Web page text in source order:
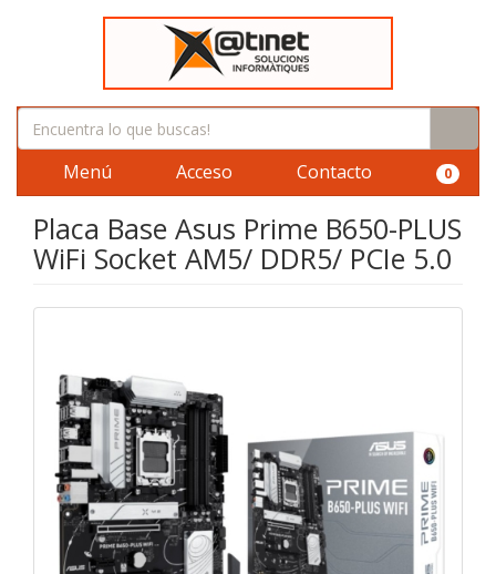
Menú Acceso Contacto 0
Placa Base Asus Prime B650-PLUS
WiFi Socket AM5/ DDR5/ PCIe 5.0